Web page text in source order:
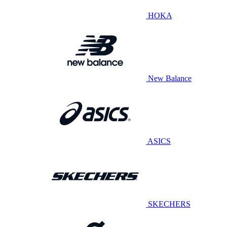
HOKA
New Balance
ASICS
SKECHERS